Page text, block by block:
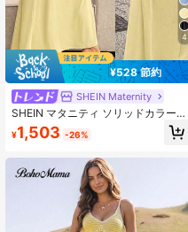
4
¥528 節約
SHEIN Maternity
SHEIN マタニティ ソリッドカラー
マーメイドヘム フィッテッド キャミ
ソールドレス
¥1,503 -26%